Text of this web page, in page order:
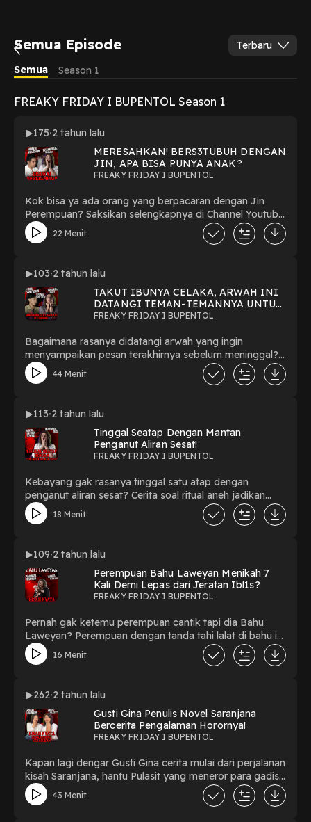
Semua Episode
Terbaru
Semua
Season 1
FREAKY FRIDAY I BUPENTOL Season 1
175 2 tahun lalu
MERESAHKAN! BERS3TUBUH DENGAN
JIN, APA BISA PUNYA ANAK?
FREAKY FRIDAY I BUPENTOL
Kok bisa ya ada orang yang berpacaran dengan Jin
Perempuan? Saksikan selengkapnya di Channel Youtube
BUPENTOL! LIKE, COMMENT, SHARE & SUBSCRIBE !
Follow me on : YOUTUBE: BUPENTOLINSTAGRAM :
bupentol SPOTIFY : BUPENTOL NOICE : BUPENTOL
Thank You For Watching!!! #BUPENTOL #freakyfriday
#horor #jinperempuan #disukaijin #jin #kisahnyata
#ceritaviral #misteri
22 Menit
103 2 tahun lalu
TAKUT IBUNYA CELAKA, ARWAH INI
DATANGI TEMAN-TEMANNYA UNTUK
MINTA TOLONG!
FREAKY FRIDAY I BUPENTOL
Bagaimana rasanya didatangi arwah yang ingin
menyampaikan pesan terakhirnya sebelum meninggal?
LIKE, COMMENT, SHARE & SUBSCRIBE ! Follow me on
:YOUTUBE: BUPENTOL INSTAGRAM : @rebecca.bath
BUPENTOL NOICE : BUPENTOL Thank You For
Watching!!! #BUPENTOL #freakyfriday #horor
#arwahmintatolong #korbankecelakaan
#arwahkorbankecelakaan #arwahgentayangan
#kisahnyata #ceritaviral #misteri
44 Menit
113 2 tahun lalu
Tinggal Seatap Dengan Mantan
Penganut Aliran Sesat!
FREAKY FRIDAY I BUPENTOL
Kebayang gak rasanya tinggal satu atap dengan
penganut aliran sesat? Cerita soal ritual aneh jadikan
mata setan sebagai jimat! LIKE, COMMENT, SHARE &
SUBSCRIBE !Follow me on :YOUTUBE: BUPENTOL
TIKTOK : bupentol SPOTIFY : BUPENTOL NOICE :
BUPENTOL Thank You For Watching!!! #BUPENTOL
#freakyfriday #horror #misteri #kisahnyata #viral
#ceritaviral #aliransesat #ceritanyata #dukun
18 Menit
109 2 tahun lalu
Perempuan Bahu Laweyan Menikah 7
Kali Demi Lepas dari Jeratan Ibl1s?
FREAKY FRIDAY I BUPENTOL
Pernah gak ketemu perempuan cantik tapi dia Bahu
Laweyan? Perempuan dengan tanda tahi lalat di bahu ini
mitosnya, jika ada pria yang menikahi mereka maka
siap-siap untuk mati mengenaskan! Penasaran sama
Follow me on : YOUTUBE: BUPOENTOLINSTAGRAM :
@rebecca.bath FACEBOOK : BuPentol TIKTOK :
bupentol SPOTIFY : BUPENTOL NOICE : BUPENTOL
Thank You For Watching!!! #BUPENTOL #freakyfriday
#horror #misteri #kisahnyata #viral #ceritaviral
16 Menit
262 2 tahun lalu
Gusti Gina Penulis Novel Saranjana
Bercerita Pengalaman Horornya!
FREAKY FRIDAY I BUPENTOL
Kapan lagi dengar Gusti Gina cerita mulai dari perjalanan
kisah Saranjana, hantu Pulasit yang meneror para gadis
Kalimantan, dan horornya rumah dia yang sering jadi
tempat pembuangan mayat! Penasaran kan pasti?
43 Menit